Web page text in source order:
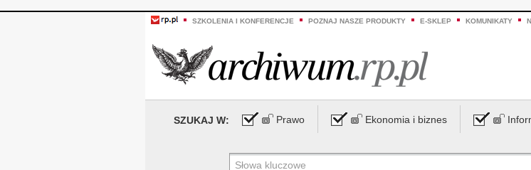
SZKOLENIA I KONFERENCJE POZNAJ NASZE PRODUKTY E-SKLEP KOMUNIKATY
SZUKAJ W: Prawo Ekonomia i biznes